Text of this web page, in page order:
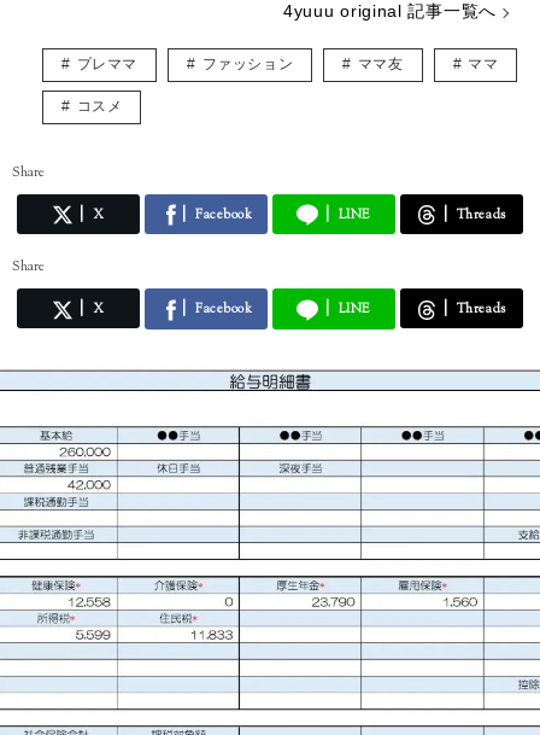
4yuuu original 記事一覧へ
プレママ ファッション ママ友 ママ
コスメ
Share
X Facebook LINE Threads
Share
X Facebook LINE Threads